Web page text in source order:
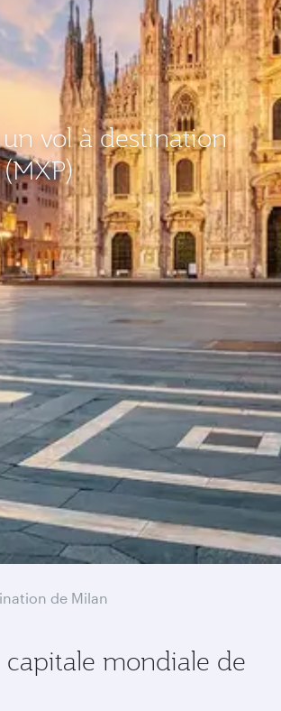
un vol à destination
de Milan
capitale mondiale de